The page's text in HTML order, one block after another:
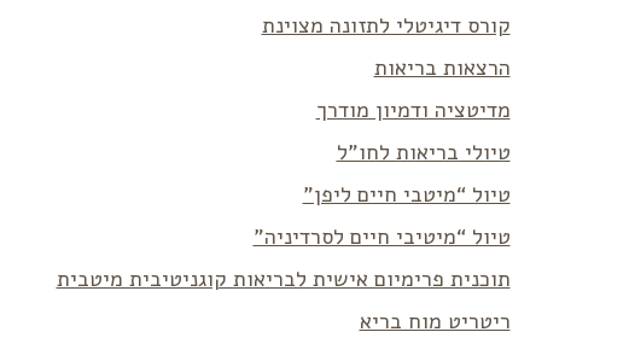
קורס דיגיטלי לתזונה מצוינת
הרצאות בריאות
מדיטציה ודמיון מודרך
טיולי בריאות לחו”ל
טיול “מיטבי חיים ליפן”
טיול “מיטיבי חיים לסרדיניה”
תוכנית פרימיום אישית לבריאות קוגניטיבית מיטבית
ריטריט מוח בריא